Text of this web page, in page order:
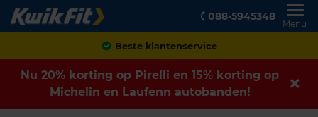
088-5945348
Menu
Achteraf betalen
Nu 20% korting op Pirelli en 15% korting op
Michelin en Laufenn autobanden!